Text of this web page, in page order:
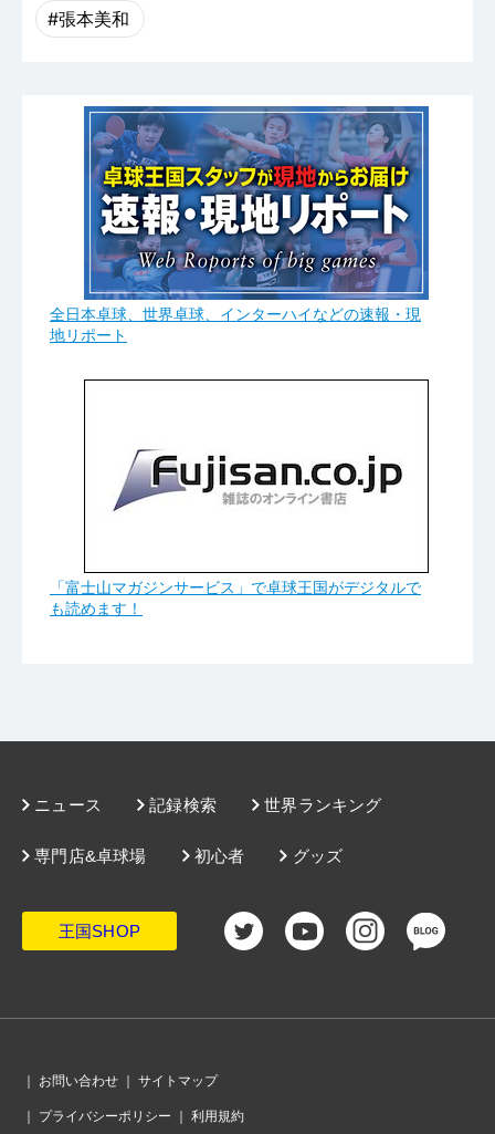
#張本美和
全日本卓球、世界卓球、インターハイなどの速報・現
地リポート
「富士山マガジンサービス」で卓球王国がデジタルで
も読めます！
ニュース 記録検索 世界ランキング
グッズ
専門店&卓球場 初心者
王国SHOP
｜ お問い合わせ ｜ サイトマップ
｜ プライバシーポリシー ｜ 利用規約